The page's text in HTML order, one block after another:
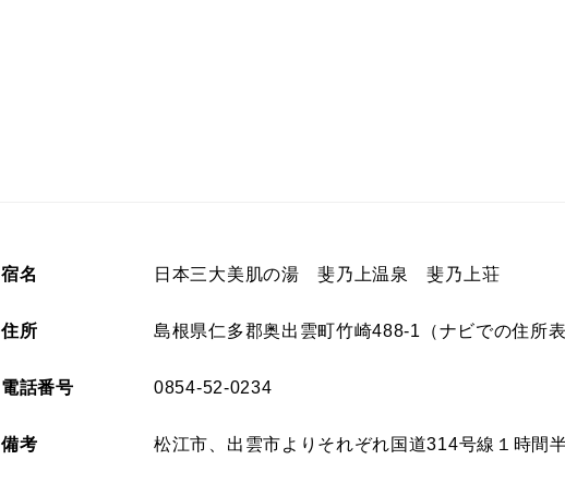
宿名 日本三大美肌の湯 斐乃上温泉 斐乃上荘
住所 島根県仁多郡奥出雲町竹崎488-1（ナビでの住所
電話番号 0854-52-0234
備考 松江市、出雲市よりそれぞれ国道314号線１時間